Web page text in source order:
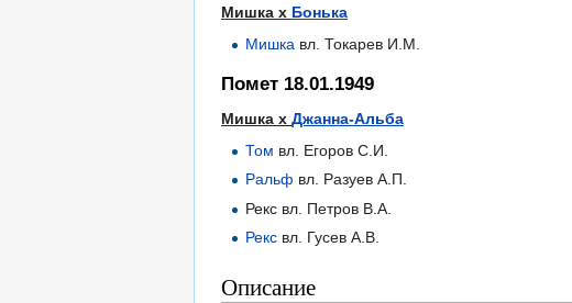
Мишка х Бонька
Мишка вл. Токарев И.М.
Помет 18.01.1949
Мишка х Джанна-Альба
Том вл. Егоров С.И.
Ральф вл. Разуев А.П.
Рекс вл. Петров В.А.
Рекс вл. Гусев А.В.
Описание